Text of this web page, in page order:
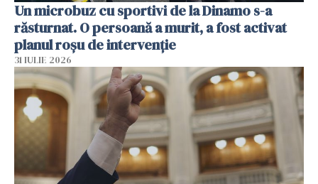
Un microbuz cu sportivi de la Dinamo s-a
răsturnat. O persoană a murit, a fost activat
planul roșu de intervenție
31 IULIE 2026